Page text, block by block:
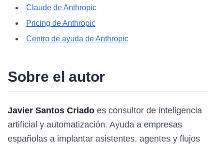
Claude de Anthropic
Pricing de Anthropic
Centro de ayuda de Anthropic
Sobre el autor
Javier Santos Criado es consultor de inteligencia
artificial y automatización. Ayuda a empresas
españolas a implantar asistentes, agentes y flujos